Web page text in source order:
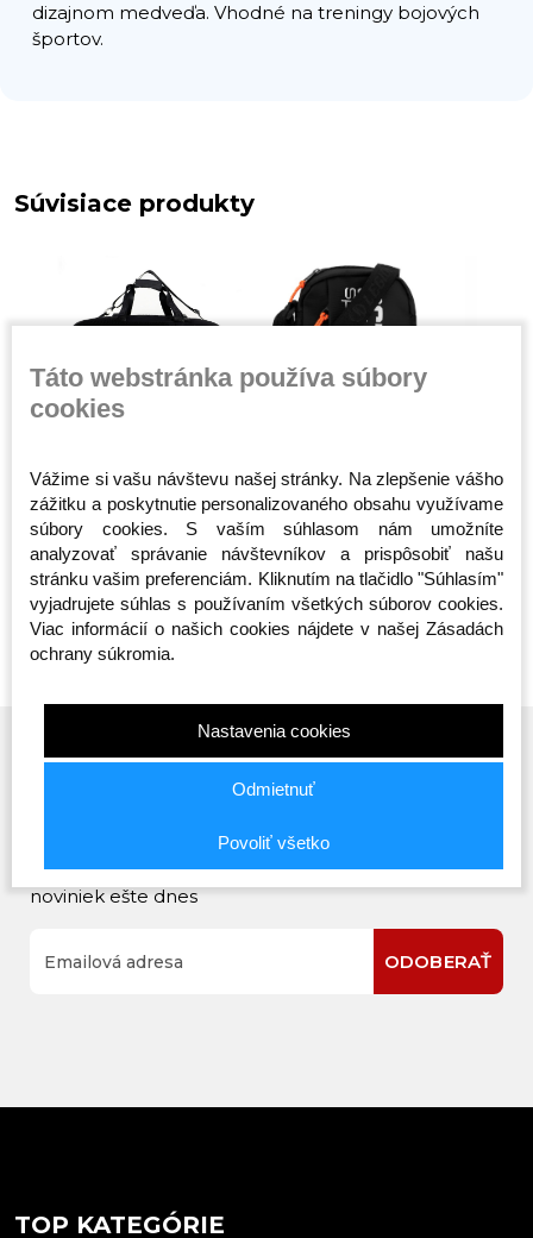
dizajnom medveďa. Vhodné na treningy bojových
športov.
Súvisiace produkty
Octagon - Predátor 2v1
(Batoh)
Skladom
65,00 €
Octagon - Sportswear
- čierna
Skladom
20,00 €
Smash -
Skladom
19,00 €
Prihláste sa na odber noviniek
Buďte prvý, kto to vie. Zaregistrujte sa na odber
noviniek ešte dnes
ODOBERAŤ
TOP KATEGÓRIE
Táto webstránka používa súbory
cookies
Vážime si vašu návštevu našej stránky. Na zlepšenie vášho
zážitku a poskytnutie personalizovaného obsahu využívame
súbory cookies. S vaším súhlasom nám umožníte
analyzovať správanie návštevníkov a prispôsobiť našu
stránku vašim preferenciám. Kliknutím na tlačidlo "Súhlasím"
vyjadrujete súhlas s používaním všetkých súborov cookies.
Viac informácií o našich cookies nájdete v našej Zásadách
ochrany súkromia.
Nastavenia cookies
Odmietnuť
Povoliť všetko